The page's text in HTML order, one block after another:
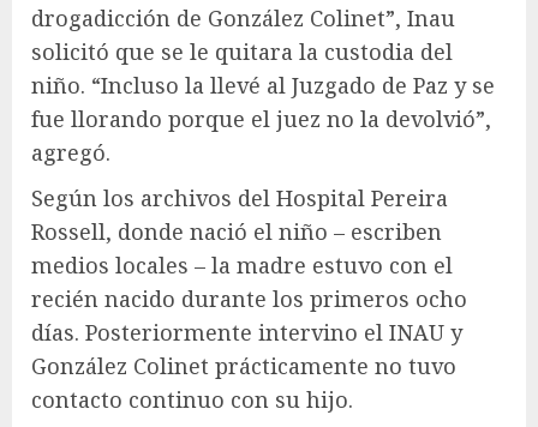
drogadicción de González Colinet”, Inau
solicitó que se le quitara la custodia del
niño. “Incluso la llevé al Juzgado de Paz y se
fue llorando porque el juez no la devolvió”,
agregó.
Según los archivos del Hospital Pereira
Rossell, donde nació el niño – escriben
medios locales – la madre estuvo con el
recién nacido durante los primeros ocho
días. Posteriormente intervino el INAU y
González Colinet prácticamente no tuvo
contacto continuo con su hijo.